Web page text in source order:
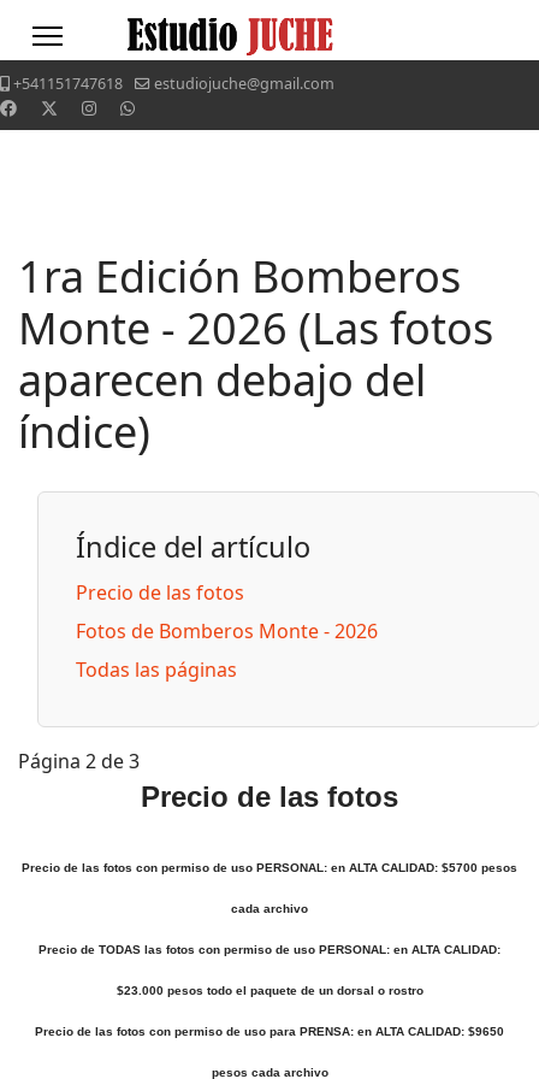
+541151747618 estudiojuche@gmail.com
1ra Edición Bomberos
Monte - 2026 (Las fotos
aparecen debajo del
índice)
Índice del artículo
Precio de las fotos
Fotos de Bomberos Monte - 2026
Todas las páginas
Página 2 de 3
Precio de las fotos
Precio de las fotos con permiso de uso PERSONAL: en ALTA CALIDAD: $5700 pesos
cada archivo
Precio de TODAS las fotos con permiso de uso PERSONAL: en ALTA CALIDAD:
$23.000 pesos todo el paquete de un dorsal o rostro
Precio de las fotos con permiso de uso para PRENSA: en ALTA CALIDAD: $9650
pesos cada archivo